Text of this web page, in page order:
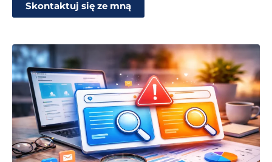
Skontaktuj się ze mną